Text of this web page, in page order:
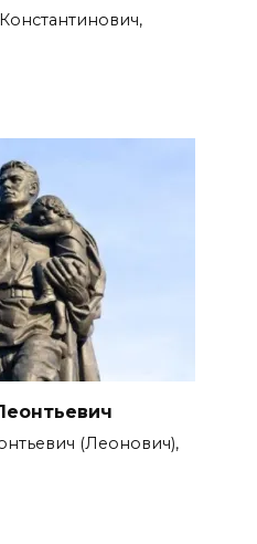
(Леонович),